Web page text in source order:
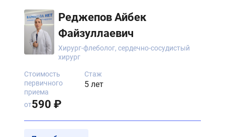
Реджепов Айбек
Файзуллаевич
Хирург-флеболог, сердечно-сосудистый
хирург
Стаж
5 лет
Стоимость
первичного
приема
от590 ₽